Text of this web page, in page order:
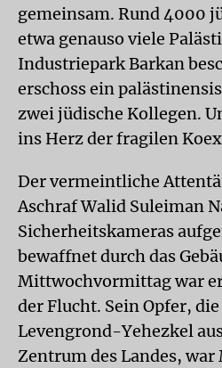
gemeinsam. Rund 4000
etwa genauso viele
Industriepark Barkan
erschoss ein
zwei jüdische Kollegen.
ins Herz der fragilen
Der vermeintliche
Aschraf Walid Suleiman
Sicherheitskameras
bewaffnet durch das
Mittwochvormittag war
der Flucht. Sein Opfer,
Levengrond-Yehezkel
Zentrum des Landes, war